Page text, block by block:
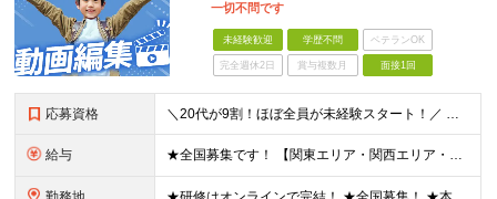
一切不問です
未経験歓迎 学歴不問 ベテランOK
完全週休2日 賞与複数月 面接1回
応募資格 ＼20代が9割！ほぼ全員が未経験スタート！／ ★未経験歓迎 ★学歴不問 ★第二新卒歓迎 ★ブランクOK 特別な知識や経験は一切不問です。 「やってみたい」という意欲を重視し、選考を行います。 ■こ
給与 ★全国募集です！ 【関東エリア・関西エリア・東海エリア】 ■月給22万円～30万円＋各種手当 ※上記には、固定残業代が含まれます └関東エリア：月9時間分（月1万3808円～） └関西エリア：月15